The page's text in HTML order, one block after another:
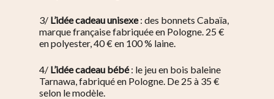
3/ L’idée cadeau unisexe: des bonnets Cabaïa,
marque française fabriquée en Pologne. 25 €
en polyester, 40 € en 100 % laine.
4/ L’idée cadeau bébé: le jeu en bois baleine
Tarnawa, fabriqué en Pologne. De 25 à 35 €
selon le modèle.